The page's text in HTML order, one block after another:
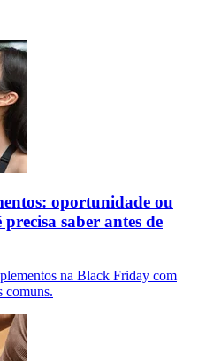
oportunidade ou
saber antes de
na Black Friday com
comuns.